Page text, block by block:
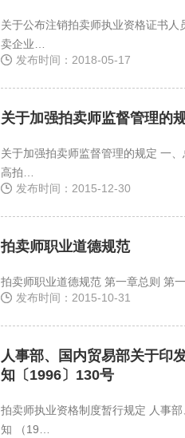
关于公布注销拍卖师执业资格证书人员名单的通知 各省（自治区、直辖
卖企业…
发布时间：2018-05-17
关于加强拍卖师监督管理的
关于加强拍卖师监督管理的规定 一
高拍…
发布时间：2015-12-30
拍卖师职业道德规范
拍卖
发布时间：2015-10-31
人事部、国内贸易部关于印
知〔1996〕130号
拍卖师执业资格制度暂行规定 人事
知 （19…